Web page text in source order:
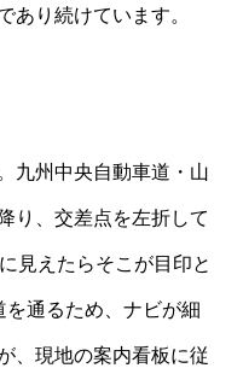
あり続けています。
九州中央自動車道・山
り、交差点を左折して
見えたらそこが目印と
通るため、ナビが細
、現地の案内看板に従